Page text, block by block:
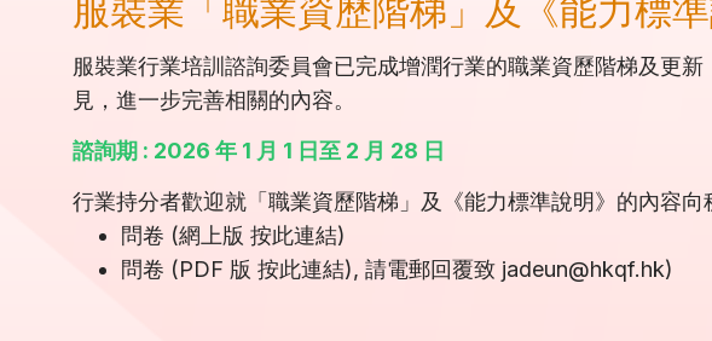
服裝業「職業資歷階梯」及《能力標
服裝業行業培訓諮詢委員會已完成增潤行業的職業資歷階梯及更
見，進一步完善相關的內容。
諮詢期 : 2026 年 1 月 1 日至 2 月 28 日
行業持分者歡迎就「職業資歷階梯」及《能力標準說明》的內容
問卷 (網上版 按此連結)
問卷 (PDF 版 按此連結), 請電郵回覆致 jadeun@hkqf.hk)